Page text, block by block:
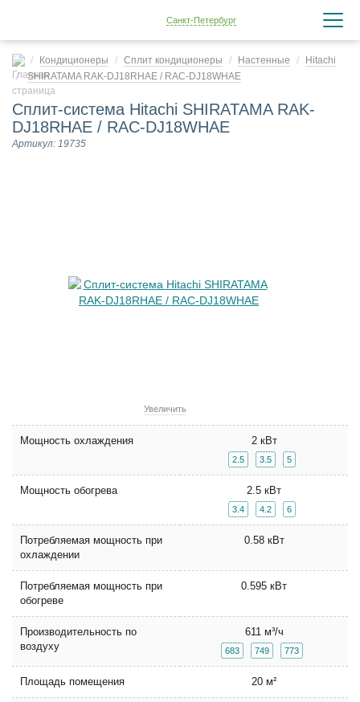
Санкт-Петербург
Кондиционеры Сплит кондиционеры Настенные
Hitachi
SHIRATAMA RAK-DJ18RHAE / RAC-DJ18WHAE
Сплит-система Hitachi SHIRATAMA RAK-
DJ18RHAE / RAC-DJ18WHAE
Артикул: 19735
Увеличить
Мощность охлаждения 2 кВт
2.5 3.5 5
Мощность обогрева 2.5 кВт
3.4 4.2 6
Потребляемая мощность при
охлаждении
0.58 кВт
Потребляемая мощность при
обогреве
0.595 кВт
Производительность по
воздуху
611 м³/ч
683 749 773
Площадь помещения 20 м²